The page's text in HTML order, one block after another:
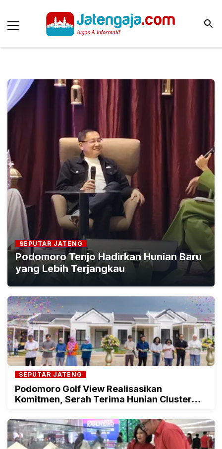
SEPUTAR JATENG
Podomoro Tenjo Hadirkan Hunian Baru
yang Lebih Terjangkau
SEPUTAR JATENG
Podomoro Golf View Realisasikan
Komitmen, Serah Terima Hunian Cluster